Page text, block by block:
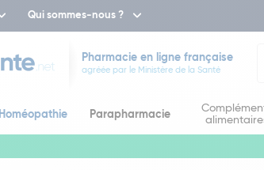
Qui sommes-nous ?
Pharmacie en ligne française
agréée par le Ministère de la Santé
Homéopathie Parapharmacie